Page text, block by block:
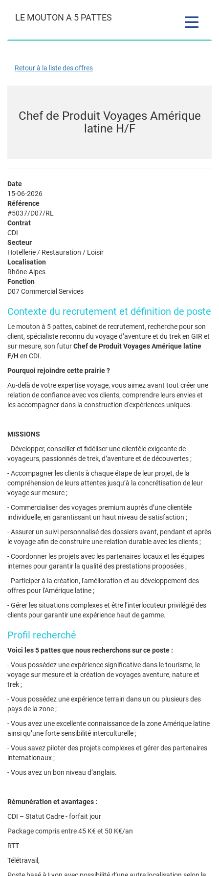
Toggle
LE MOUTON A 5 PATTES
Retour à la liste des offres
Chef de Produit Voyages Amérique
latine H/F
Date
15-06-2026
Référence
#5037/D07/RL
Contrat
CDI
Secteur
Hotellerie / Restauration / Loisir
Localisation
Rhône-Alpes
Fonction
D07 Commercial Services
Contexte du recrutement et définition de poste
Le mouton à 5 pattes, cabinet de recrutement, recherche pour son
client, spécialiste reconnu du voyage d’aventure et du trek en GIR et
sur mesure, son futurChef de Produit Voyages Amérique latine
F/H en CDI.
Pourquoi rejoindre cette prairie ?
Au-delà de votre expertise voyage, vous aimez avant tout créer une
relation de confiance avec vos clients, comprendre leurs envies et
les accompagner dans la construction d'expériences uniques.
MISSIONS
- Développer, conseiller et fidéliser une clientèle exigeante de
voyageurs, passionnés de trek, d’aventure et de découvertes ;
- Accompagner les clients à chaque étape de leur projet, de la
compréhension de leurs attentes jusqu’à la concrétisation de leur
voyage sur mesure ;
- Commercialiser des voyages premium auprès d’une clientèle
individuelle, en garantissant un haut niveau de satisfaction ;
- Assurer un suivi personnalisé des dossiers avant, pendant et après
le voyage afin de construire une relation durable avec les clients ;
- Coordonner les projets avec les partenaires locaux et les équipes
internes pour garantir la qualité des prestations proposées ;
- Participer à la création, l'amélioration et au développement des
offres pour l'Amérique latine ;
- Gérer les situations complexes et être l’interlocuteur privilégié des
clients pour garantir une expérience haut de gamme.
Profil recherché
Voici les 5 pattes que nous recherchons sur ce poste :
- Vous possédez une expérience significative dans le tourisme, le
voyage sur mesure et la création de voyages aventure, nature et
trek ;
- Vous possédez une expérience terrain dans un ou plusieurs des
pays de la zone ;
- Vous avez une excellente connaissance de la zone Amérique latine
ainsi qu’une forte sensibilité interculturelle ;
- Vous savez piloter des projets complexes et gérer des partenaires
internationaux ;
- Vous avez un bon niveau d’anglais.
Rémunération et avantages :
CDI – Statut Cadre - forfait jour
Package compris entre 45 K€ et 50 K€/an
RTT
Télétravail,